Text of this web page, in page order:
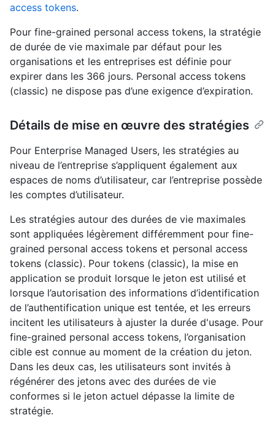
access tokens.
Pour fine-grained personal access tokens, la stratégie
de durée de vie maximale par défaut pour les
organisations et les entreprises est définie pour
expirer dans les 366 jours. Personal access tokens
(classic) ne dispose pas d’une exigence d’expiration.
Détails de mise en œuvre des stratégies
Pour Enterprise Managed Users, les stratégies au
niveau de l’entreprise s’appliquent également aux
espaces de noms d’utilisateur, car l’entreprise possède
les comptes d’utilisateur.
Les stratégies autour des durées de vie maximales
sont appliquées légèrement différemment pour fine-
grained personal access tokens et personal access
tokens (classic). Pour tokens (classic), la mise en
application se produit lorsque le jeton est utilisé et
lorsque l’autorisation des informations d’identification
de l’authentification unique est tentée, et les erreurs
incitent les utilisateurs à ajuster la durée d'usage. Pour
fine-grained personal access tokens, l’organisation
cible est connue au moment de la création du jeton.
Dans les deux cas, les utilisateurs sont invités à
régénérer des jetons avec des durées de vie
conformes si le jeton actuel dépasse la limite de
stratégie.